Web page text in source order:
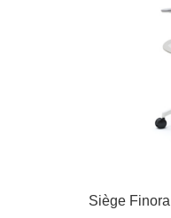
Siège Finora